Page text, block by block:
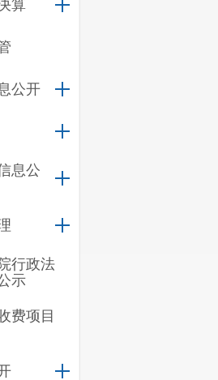
算
公开
息公
行政法
示
费项目